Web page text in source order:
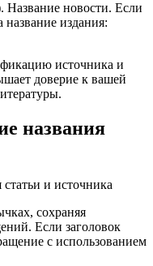
новости. Если
название издания:
источника и
доверие к вашей
названия
сохраняя
Если заголовок
с использованием